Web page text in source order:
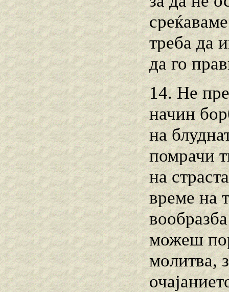
треба да
да го
14. Не
начин
на
помрачи
на
време на
можеш
молитва,